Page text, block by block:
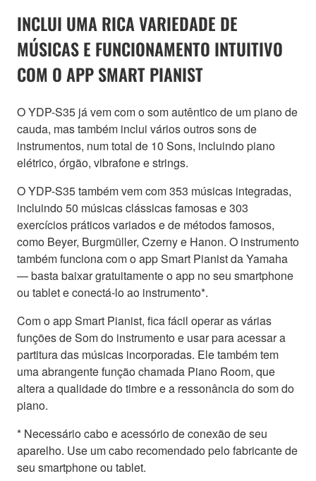
INCLUI UMA RICA VARIEDADE DE
MÚSICAS E FUNCIONAMENTO INTUITIVO
COM O APP SMART PIANIST
O YDP-S35 já vem com o som autêntico de um piano de
cauda, mas também inclui vários outros sons de
instrumentos, num total de 10 Sons, incluindo piano
elétrico, órgão, vibrafone e strings.
O YDP-S35 também vem com 353 músicas integradas,
incluindo 50 músicas clássicas famosas e 303
exercícios práticos variados e de métodos famosos,
como Beyer, Burgmüller, Czerny e Hanon. O instrumento
também funciona com o app Smart Pianist da Yamaha
— basta baixar gratuitamente o app no seu smartphone
ou tablet e conectá-lo ao instrumento*.
Com o app Smart Pianist, fica fácil operar as várias
funções de Som do instrumento e usar para acessar a
partitura das músicas incorporadas. Ele também tem
uma abrangente função chamada Piano Room, que
altera a qualidade do timbre e a ressonância do som do
piano.
* Necessário cabo e acessório de conexão de seu
aparelho. Use um cabo recomendado pelo fabricante de
seu smartphone ou tablet.